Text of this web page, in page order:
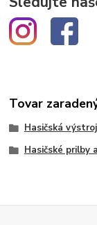
Tovar
Hasičská výstroj
Hasičské prilby